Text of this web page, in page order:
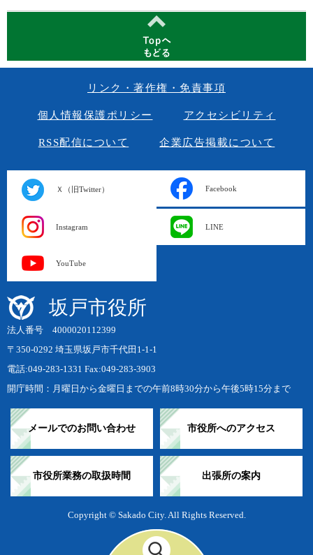
リンク・著作権・免責事項
個人情報保護ポリシー アクセシビリティ
RSS配信について 企業広告掲載について
Ｘ（旧Twitter） Facebook
Instagram LINE
YouTube
坂戸市役所
法人番号 4000020112399
〒350-0292 埼玉県坂戸市千代田1-1-1
電話:049-283-1331 Fax:049-283-3903
開庁時間：月曜日から金曜日までの午前8時30分から午後5時15分まで
メールでのお問い合わせ 市役所へのアクセス
市役所業務の取扱時間 出張所の案内
Copyright © Sakado City. All Rights Reserved.